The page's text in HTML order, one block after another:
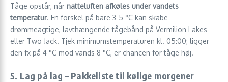
Tåge opstår, når natteluf­ten afkøles under vandets
temperatur. En forskel på bare 3-5 °C kan skabe
drømmeagtige, lavthængende tågebånd på Vermilion Lakes
eller Two Jack. Tjek minimumstemperaturen kl. 05:00; ligger
den fx på 4 °C mod vands 8 °C, er chancen for tåge høj.
5. Lag på lag – Pakkeliste til kølige morgener